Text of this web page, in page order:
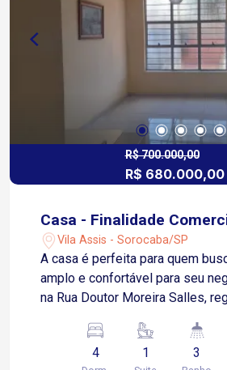
R$ 700.000,00
R$ 680.000,00
Casa - Finalidade
Vila Assis - Sorocaba/SP
A casa é perfeita para quem
amplo e confortável para seu negócio.
na Rua Doutor Moreira Salles,
com fácil acesso a Avenida Dom
imóvel oferece muito espaço
4 1 3